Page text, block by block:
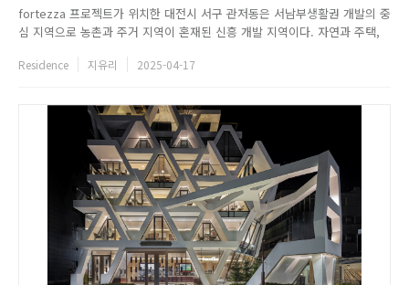
fortezza 프로젝트가 위치한 대전시 서구 관저동은 서남부생활권 개발의 중
심 지역으로 농촌과 주거 지역이 혼재된 신흥 개발 지역이다. 자연과 주택,
아파트단지와 마주하고 있고, 남쪽으로는 집들이 들어서고 있었다. 서쪽과
Residence 지유리 2025-04-17